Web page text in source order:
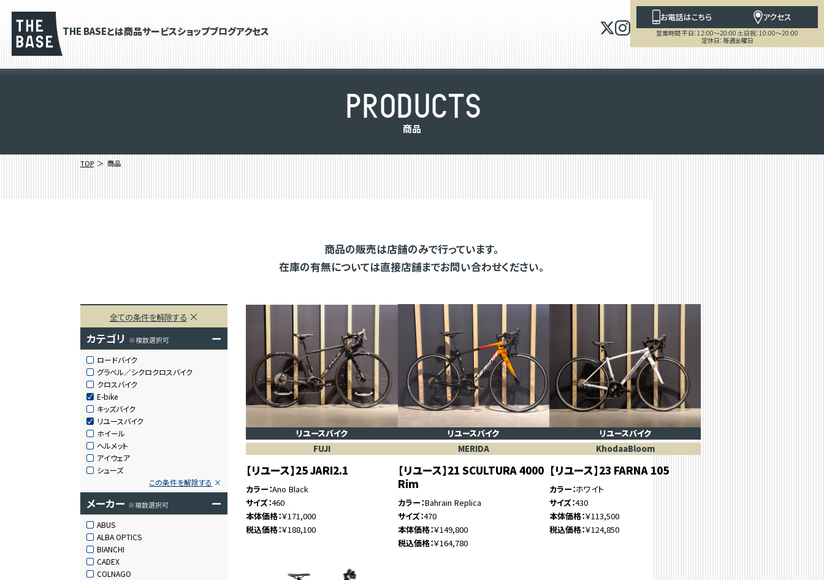
THE BASEとは商品サービスショップブログアクセス
お電話はこちら アクセス
営業時間 平日：12:00～20:00 土日祝：10:00～20:00
定休日：毎週金曜日
PRODUCTS
商品
TOP 商品
商品の販売は店舗のみで行っています。
在庫の有無については直接店舗までお問い合わせください。
全ての条件を解除する
カテゴリ ※複数選択可 ー
ロードバイク
グラベル／シクロクロスバイク
クロスバイク
E-bike
キッズバイク
リユースバイク
ホイール
ヘルメット
アイウェア
シューズ
この条件を解除する
メーカー ※複数選択可 ー
ABUS
ALBA OPTICS
BIANCHI
CADEX
COLNAGO
リユースバイク
FUJI
【リユース】25 JARI2.1
カラー Ano Black
サイズ 460
本体価格 ￥171,000
税込価格 ￥188,100
リユースバイク
MERIDA
【リユース】21 SCULTURA 4000
Rim
カラー Bahrain Replica
サイズ 470
本体価格 ￥149,800
税込価格 ￥164,780
リユースバイク
KhodaaBloom
【リユース】23 FARNA 105
カラー ホワイト
サイズ 430
本体価格 ￥113,500
税込価格 ￥124,850